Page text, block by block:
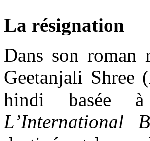
La résignation
Dans son roman
Geetanjali Shree
hindi basée
L’International